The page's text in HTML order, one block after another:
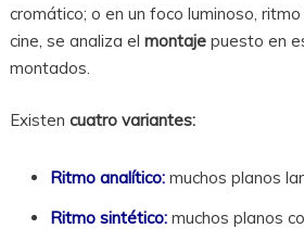
cromático; o en un foco luminoso, ritmo
cine, se analiza el montajepuesto en
montados.
Existen cuatro variantes:
Ritmo analítico: muchos planos
Ritmo sintético: muchos planos